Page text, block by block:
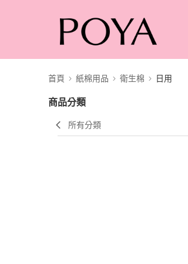
首頁 紙棉用品 衛生棉 日用
商品分類
所有分類